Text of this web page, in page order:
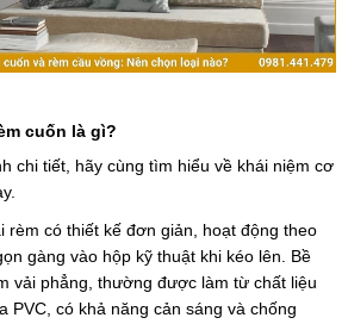
cuốn là gì?
chi tiết, hãy cùng tìm hiểu về khái niệm cơ
rèm có thiết kế đơn giản, hoạt động theo
gàng vào hộp kỹ thuật khi kéo lên. Bề
vải phẳng, thường được làm từ chất liệu
PVC, có khả năng cản sáng và chống